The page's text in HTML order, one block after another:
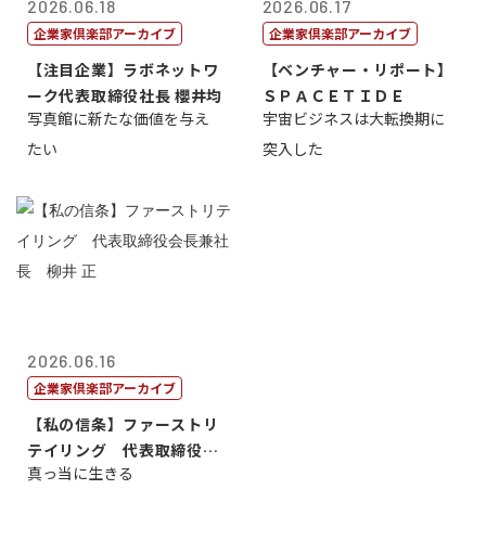
2026.06.18
企業家倶楽部アーカイブ
【注目企業】ラボネットワ
ーク代表取締役社長 櫻井均
写真館に新たな価値を与え
たい
2026.06.17
企業家倶楽部アーカイブ
【ベンチャー・リポート】
ＳＰＡＣＥＴＩＤＥ
宇宙ビジネスは大転換期に
突入した
2026.06.16
企業家倶楽部アーカイブ
【私の信条】ファーストリ
テイリング 代表取締役会
長兼社長 柳...
真っ当に生きる